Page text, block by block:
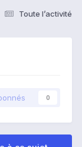
Toute l’activité
0